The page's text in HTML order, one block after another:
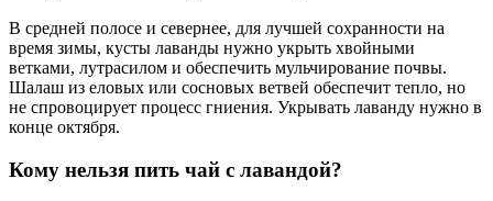
В средней полосе и севернее, для лучшей сохранности на
время зимы, кусты лаванды нужно укрыть хвойными
ветками, лутрасилом и обеспечить мульчирование почвы.
Шалаш из еловых или сосновых ветвей обеспечит тепло, но
не спровоцирует процесс гниения. Укрывать лаванду нужно в
конце октября.
Кому нельзя пить чай с лавандой?